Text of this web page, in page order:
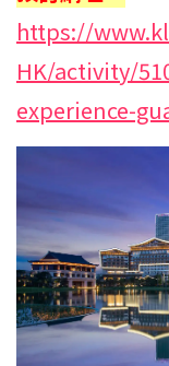
https://
HK/activity/
experience-